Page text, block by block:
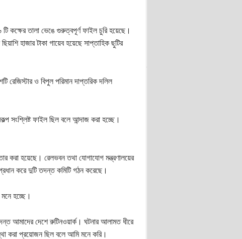
কক্ষের তালা ভেঙে গুরুত্বপূর্ণ ফাইল চুরি হয়েছে।
হাজার টাকা গায়েব হয়েছে সাপ্তাহিক ছুটির
রেজিস্টার ও বিপুল পরিমান দাপ্তরিক দলিল
সংশ্লিষ্ট ফাইল ছিল বলে আন্দাজ করা হচ্ছে।
করা হয়েছে। রেলভবন তথা যোগাযোগ মন্ত্রণালয়ের
করে দুটি তদন্ত কমিটি গঠন করেছে।
মনে হচ্ছে।
আমাদের দেশে রুটিনওয়ার্ক। ঘটনার আলামত ধীরে
করা প্রয়োজন ছিল বলে আমি মনে করি।